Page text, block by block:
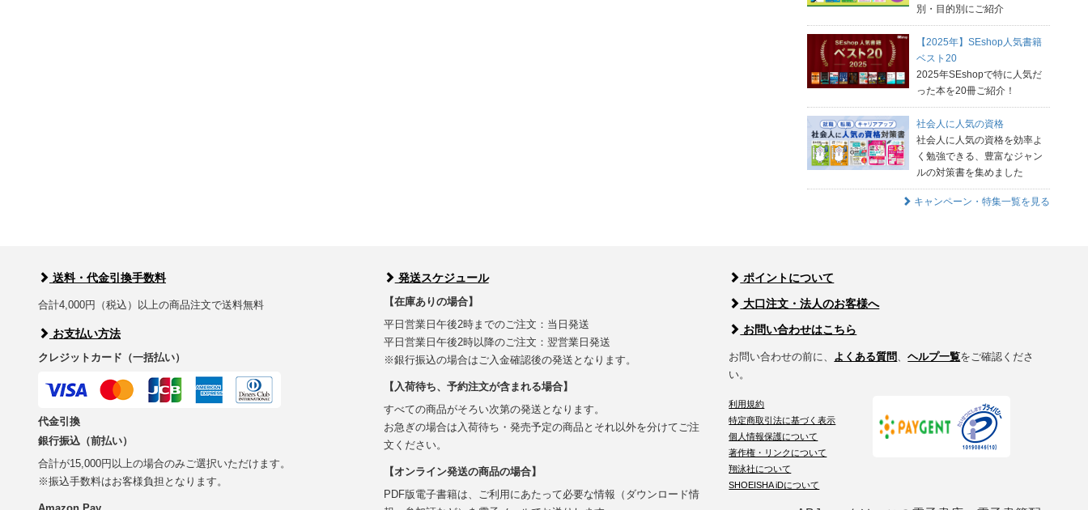
別・目的別にご紹介
【2025年】SEshop人気書籍
ベスト20
2025年SEshopで特に人気だ
った本を20冊ご紹介！
社会人に人気の資格
社会人に人気の資格を効率よ
く勉強できる、豊富なジャン
ルの対策書を集めました
キャンペーン・特集一覧を見る
送料・代金引換手数料
合計4,000円（税込）以上の商品注文で送料無料
お支払い方法
クレジットカード（一括払い）
代金引換
銀行振込（前払い）
合計が15,000円以上の場合のみご選択いただけます。
※振込手数料はお客様負担となります。
発送スケジュール
【在庫ありの場合】
平日営業日午後2時までのご注文：当日発送
平日営業日午後2時以降のご注文：翌営業日発送
※銀行振込の場合はご入金確認後の発送となります。
【入荷待ち、予約注文が含まれる場合】
すべての商品がそろい次第の発送となります。
お急ぎの場合は入荷待ち・発売予定の商品とそれ以外を分けてご注
文ください。
【オンライン発送の商品の場合】
PDF版電子書籍は、ご利用にあたって必要な情報（ダウンロード情
ポイントについて
大口注文・法人のお客様へ
お問い合わせはこちら
お問い合わせの前に、 よくある質問、ヘルプ一覧をご確認くださ
い。
利用規約
特定商取引法に基づく表示
個人情報保護について
著作権・リンクについて
翔泳社について
SHOEISHA iDについて